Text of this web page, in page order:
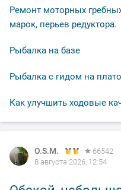
Ремонт моторных
марок, перьев редуктора.
Рыбалка на базе
Рыбалка с гидом на
Как улучшить ходовые
O.S.M.
66542
8 августа 2026, 12:54
O.S.M.
66542
8 августа 2026, 12:50
O.S.M.
66542
7 августа 2026, 12:05
O.S.M.
66542
7 августа 2026, 11:14